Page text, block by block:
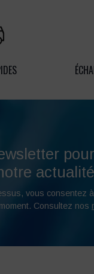
vous consentez
Consultez nos